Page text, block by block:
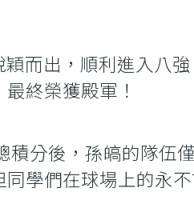
而出，順利進入八
終榮獲殿軍！
積分後，孫皜的隊伍
學們在球場上的永